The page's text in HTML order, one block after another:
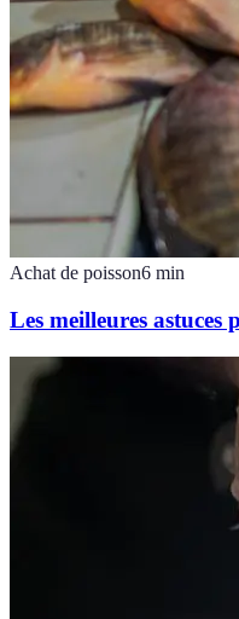
Achat de poisson6 min
Les meilleures